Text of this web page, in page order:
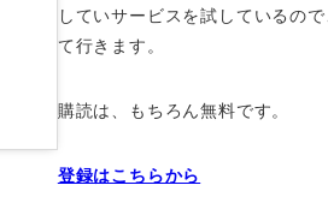
していサービスを試しているの
て行きます。
購読は、もちろん無料です。
登録はこちらから